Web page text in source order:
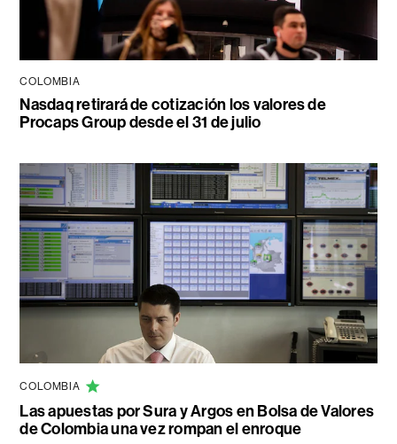
COLOMBIA
Nasdaq retirará de cotización los valores de
Procaps Group desde el 31 de julio
COLOMBIA
Las apuestas por Sura y Argos en Bolsa de Valores
de Colombia una vez rompan el enroque